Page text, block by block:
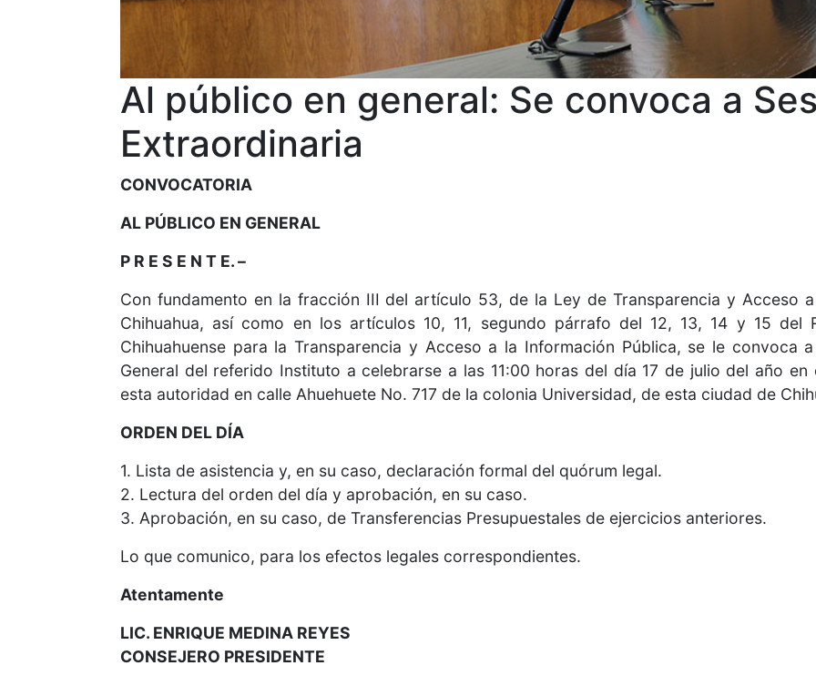
Al público en general: Se convoca a
Extraordinaria
CONVOCATORIA
AL PÚBLICO EN GENERAL
P R E S E N T E. –
Con fundamento en la fracción III del artículo 53, de la Ley de Transparencia y Acceso
Chihuahua, así como en los artículos 10, 11, segundo párrafo del 12, 13, 14 y 15 del
Chihuahuense para la Transparencia y Acceso a la Información Pública, se le convoca
General del referido Instituto a celebrarse a las 11:00 horas del día 17 de julio del año
esta autoridad en calle Ahuehuete No. 717 de la colonia Universidad, de esta ciudad de
ORDEN DEL DÍA
1. Lista de asistencia y, en su caso, declaración formal del quórum legal.
2. Lectura del orden del día y aprobación, en su caso.
3. Aprobación, en su caso, de Transferencias Presupuestales de ejercicios anteriores.
Lo que comunico, para los efectos legales correspondientes.
Atentamente
LIC. ENRIQUE MEDINA REYES
CONSEJERO PRESIDENTE